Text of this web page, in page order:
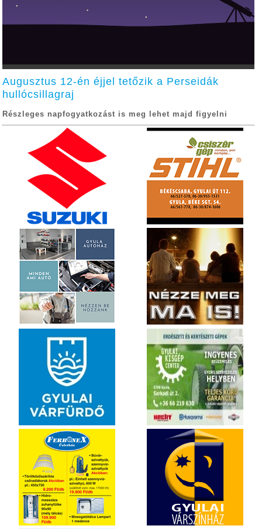
Augusztus 12-én éjjel tetőzik a Perseidák
hullócsillagraj
Részleges napfogyatkozást is meg lehet majd figyelni